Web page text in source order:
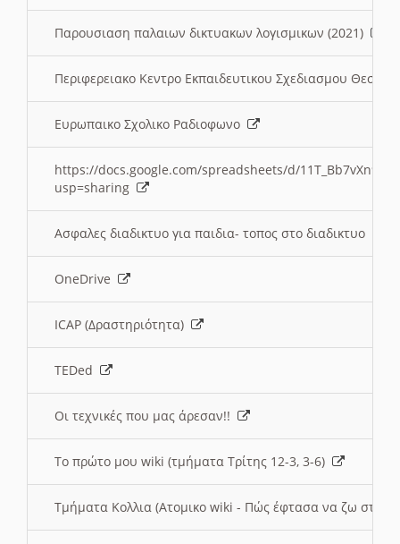
Παρουσιαση παλαιων δικτυακων λογισμικων (2021)
Περιφερειακο Κεντρο Εκπαιδευτικου Σχεδιασμου
Ευρωπαικο Σχολικο Ραδιοφωνο
https://docs.google.com/spreadsheets/d/
usp=sharing
Ασφαλες διαδικτυο για παιδια- τοπος στο διαδικτυο
OneDrive
ICAP (Δραστηριότητα)
TEDed
Οι τεχνικές που μας άρεσαν!!
Το πρώτο μου wiki (τμήματα Τρίτης 12-3, 3-6)
Τμήματα Κολλια (Ατομικο wiki - Πώς έφτασα να ζω στην